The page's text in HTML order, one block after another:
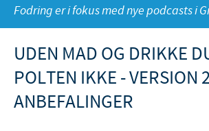
Fjerkræ
Materiale til download
Ceva Onlineuddannelse
KONTAKT
Ledelsen Ceva Nordic
Fodring er i fokus med nye podcasts i
UDEN MAD OG DRIKKE
POLTEN IKKE - VERSION
ANBEFALINGER